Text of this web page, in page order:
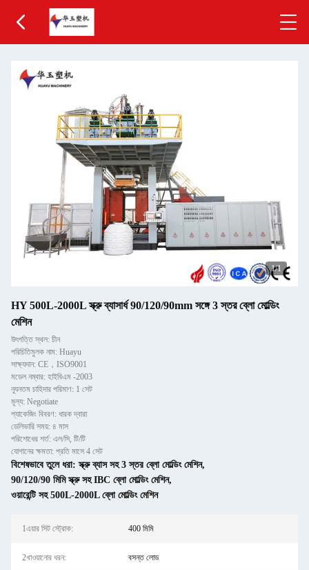
1/1
HY 500L-2000L স্ক্রু ব্যাসার্ধ 90/120/90mm সঙ্গে 3 স্তর ব্লো মোল্ডিং
মেশিন
উৎপত্তি স্থল: চীন
পরিচিতিমুলক নাম: Huayu
সাক্ষ্যদান: CE，ISO9001
মডেল নম্বার: হাইবিএম -2003
ন্যূনতম চাহিদার পরিমাণ: 1 সেট
মূল্য: Negotiate
প্যাকেজিং বিবরণ: ধারক দ্বারা
ডেলিভারি সময়: ৪ মাস
পরিশোধের শর্ত: এল/সি, টি/টি
যোগানের ক্ষমতা: প্রতি মাসে 4 সেট
বিশেষভাবে তুলে ধরা:স্ক্রু ব্যাস সহ 3 স্তর ব্লো মোল্ডিং মেশিন,
90/120/90 মিমি স্ক্রু সহ IBC ব্লো মোল্ডিং মেশিন,
ওয়ারেন্টি সহ 500L-2000L ব্লো মোল্ডিং মেশিন
1এয়ার সিট স্ট্রোক: 400 মিমি
2খাওয়ানোর ধরন: বসন্ত লোড